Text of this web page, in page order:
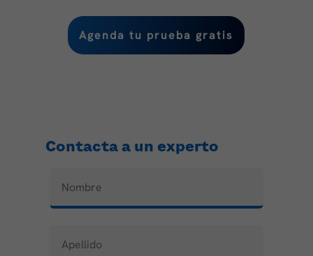
Agenda tu prueba gratis
Contacta a un experto